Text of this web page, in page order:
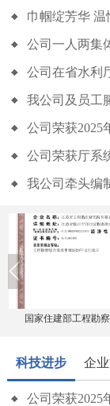
公司开展
巾帼绽芳华
公司一人两集
公司在省水利
我公司及员工
公司荣获2025
公司荣获厅系
我公司牵头编
国家住建部工程勘
科技进步 企
公司荣获2025